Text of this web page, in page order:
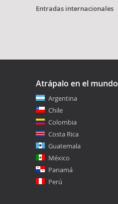
Entradas internacionales
Atrápalo en el mundo
Argentina
Chile
Colombia
Costa Rica
Guatemala
México
Panamá
Perú